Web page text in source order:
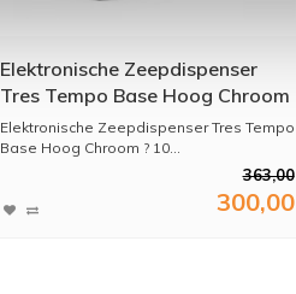
Elektronische Zeepdispenser
Tres Tempo Base Hoog Chroom
Elektronische Zeepdispenser Tres Tempo
Base Hoog Chroom ? 10...
363,00
300,00